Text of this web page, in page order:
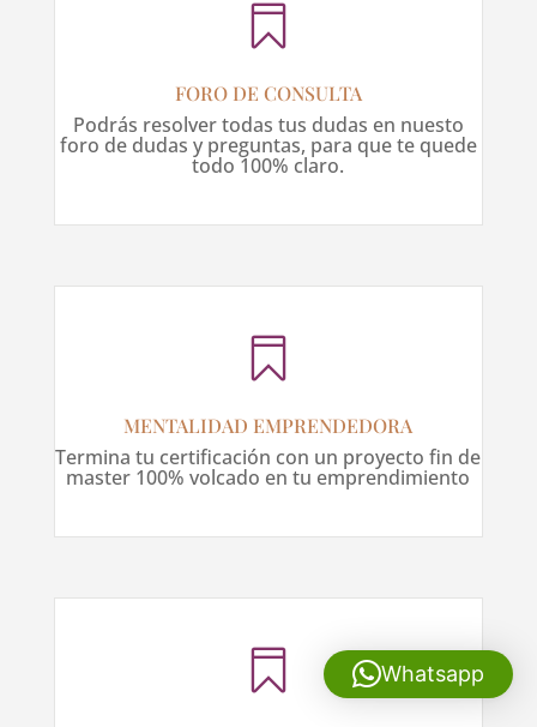

FORO DE CONSULTA
Podrás resolver todas tus dudas en nuesto
foro de dudas y preguntas, para que te quede
todo 100% claro.

MENTALIDAD EMPRENDEDORA
Termina tu certificación con un proyecto fin de
master 100% volcado en tu emprendimiento
 Whatsapp